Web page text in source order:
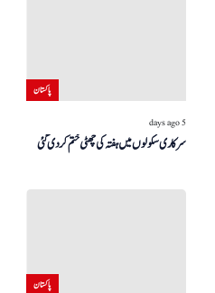
پاکستان
5 days ago
سرکاری سکولوں میں ہفتہ کی چھٹی ختم کر دی گئی
پاکستان